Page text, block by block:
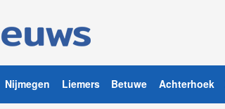
Nijmegen Liemers Betuwe Achterhoek